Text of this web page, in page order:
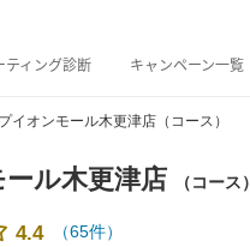
ティング診断 キャンペーン一覧
イオンモール木更津店（コース）
ル木更津店 （コース）
4.4 （65件）